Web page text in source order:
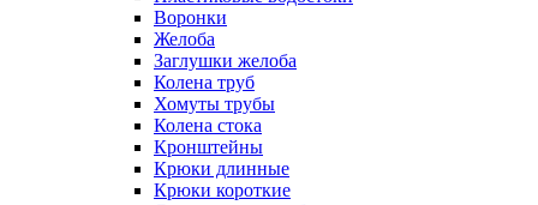
Воронки
Желоба
Заглушки желоба
Колена труб
Хомуты трубы
Колена стока
Кронштейны
Крюки длинные
Крюки короткие